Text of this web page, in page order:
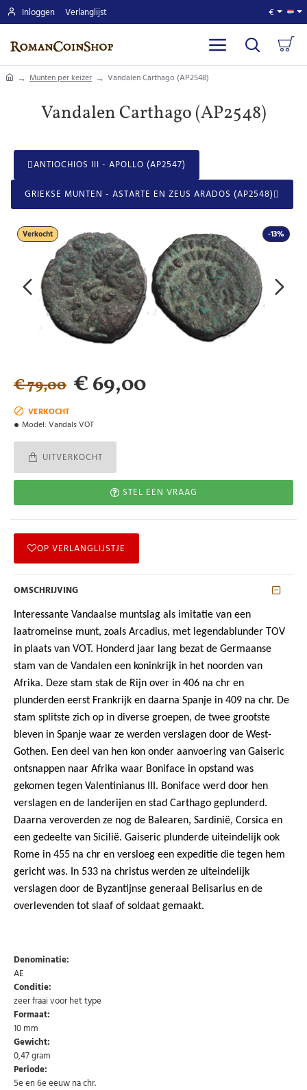
Abonneer u op onze nieuwsbrief
Schrijf u in voor onze gratis nieuwsbrief en ontvang
wekelijks een overzicht van de nieuwste munten en
speciale aanbiedingen.
Uw
Inloggen Verlanglijst €
homeMunten per keizer Vandalen Carthago (AP2548)
Vandalen Carthago (AP2548)
ANTIOCHIOS III - APOLLO (AP2547)
GRIEKSE MUNTEN - ASTARTE EN ZEUS ARADOS (AP2548)
-13%
Verkocht
VERKOCHT
Model: Vandals VOT
€ 69,00
€ 79,00
UITVERKOCHT
STEL EEN VRAAG
OP VERLANGLIJSTJE
OMSCHRIJVING
Interessante Vandaalse muntslag als imitatie van een
laatromeinse munt, zoals Arcadius, met legendablunder TOV
in plaats van VOT. Honderd jaar lang bezat de Germaanse
stam van de Vandalen een koninkrijk in het noorden van
Afrika. Deze stam stak de Rijn over in 406 na chr en
plunderden eerst Frankrijk en daarna Spanje in 409 na chr. De
stam splitste zich op in diverse groepen, de twee grootste
bleven in Spanje waar ze werden verslagen door de West-
Gothen. Een deel van hen kon onder aanvoering van Gaiseric
ontsnappen naar Afrika waar Boniface in opstand was
gekomen tegen Valentinianus III. Boniface werd door hen
verslagen en de landerijen en stad Carthago geplunderd.
Daarna veroverden ze nog de Balearen, Sardinië, Corsica en
een gedeelte van Sicilië. Gaiseric plunderde uiteindelijk ook
Rome in 455 na chr en versloeg een expeditie die tegen hem
gericht was. In 533 na christus werden ze uiteindelijk
verslagen door de Byzantijnse generaal Belisarius en de
overlevenden tot slaaf of soldaat gemaakt.
Denominatie:
AE
Conditie:
zeer fraai voor het type
Formaat:
10 mm
Gewicht:
0,47 gram
Periode:
5e en 6e eeuw na chr.